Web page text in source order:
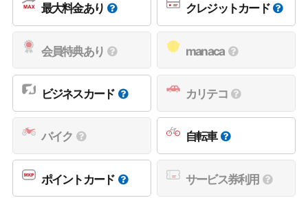
最大料金あり クレジットカード
会員特典あり manaca
ビジネスカード カリテコ
バイク 自転車
ポイントカード サービス券利用